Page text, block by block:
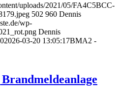
uploads/2021/05/FA4C5BCC-
502 960 Dennis
wp-
Dennis
2026-03-20 13:05:17BMA2 -